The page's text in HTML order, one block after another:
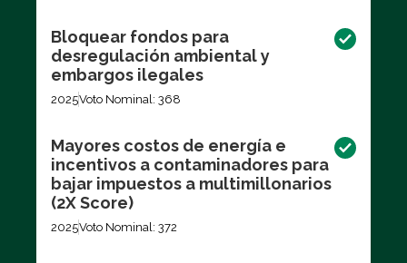
Bloquear fondos para
desregulación ambiental y
embargos ilegales
2025Voto Nominal: 368
Mayores costos de energía e
incentivos a contaminadores para
bajar impuestos a multimillonarios
(2X Score)
2025Voto Nominal: 372